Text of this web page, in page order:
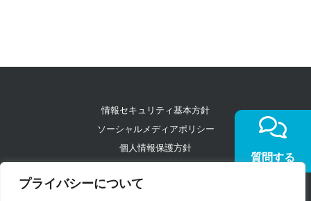
プライバシーについて
情報セキュリティ基本方針
ソーシャルメディアポリシー
個人情報保護方針
特定個人情報等の取り扱いに関する基本方針
質問する